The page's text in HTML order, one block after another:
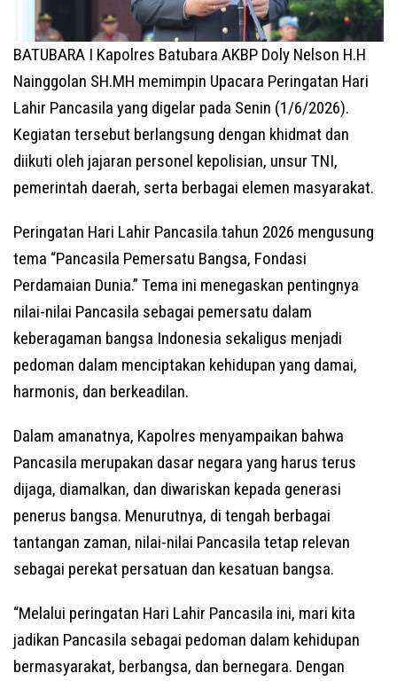
BATUBARA I Kapolres Batubara AKBP Doly Nelson H.H
Nainggolan SH.MH memimpin Upacara Peringatan Hari
Lahir Pancasila yang digelar pada Senin (1/6/2026).
Kegiatan tersebut berlangsung dengan khidmat dan
diikuti oleh jajaran personel kepolisian, unsur TNI,
pemerintah daerah, serta berbagai elemen masyarakat.
Peringatan Hari Lahir Pancasila tahun 2026 mengusung
tema “Pancasila Pemersatu Bangsa, Fondasi
Perdamaian Dunia.” Tema ini menegaskan pentingnya
nilai-nilai Pancasila sebagai pemersatu dalam
keberagaman bangsa Indonesia sekaligus menjadi
pedoman dalam menciptakan kehidupan yang damai,
harmonis, dan berkeadilan.
Dalam amanatnya, Kapolres menyampaikan bahwa
Pancasila merupakan dasar negara yang harus terus
dijaga, diamalkan, dan diwariskan kepada generasi
penerus bangsa. Menurutnya, di tengah berbagai
tantangan zaman, nilai-nilai Pancasila tetap relevan
sebagai perekat persatuan dan kesatuan bangsa.
“Melalui peringatan Hari Lahir Pancasila ini, mari kita
jadikan Pancasila sebagai pedoman dalam kehidupan
bermasyarakat, berbangsa, dan bernegara. Dengan